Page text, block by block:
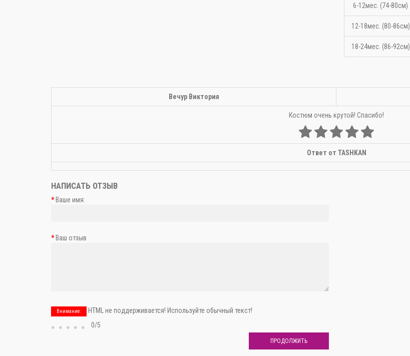
6-12мес. (74-80см)
12-18мес. (80-86см)
18-24мес. (86-92см)
Вечур Виктория
Костюм очень крутой! Спасибо!
Ответ от TASHKAN
НАПИСАТЬ ОТЗЫВ
Ваше имя:
Ваш отзыв
Внимание:
HTML не поддерживается! Используйте обычный текст!
0/5
ПРОДОЛЖИТЬ